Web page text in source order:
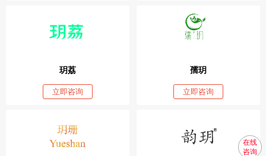
玥荔
立即咨询
孺玥
立即咨询
在线
咨询